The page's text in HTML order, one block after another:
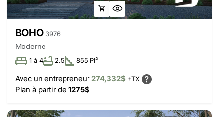
BOHO 3976
Moderne
1 à 4 2.5 855 PI²
Avec un entrepreneur274,332$ +TX
Plan à partir de 1275$